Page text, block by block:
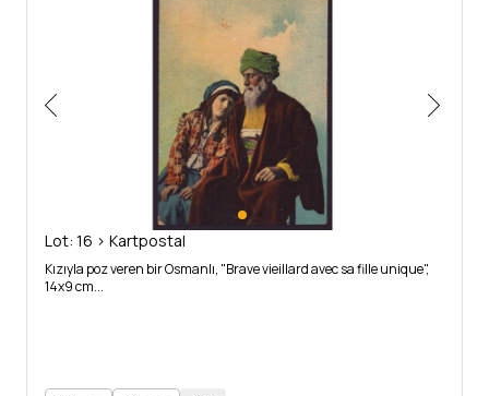
Lot: 16 > Kartpostal
Kızıyla poz veren bir Osmanlı, "Brave vieillard avec sa fille unique",
14x9 cm...